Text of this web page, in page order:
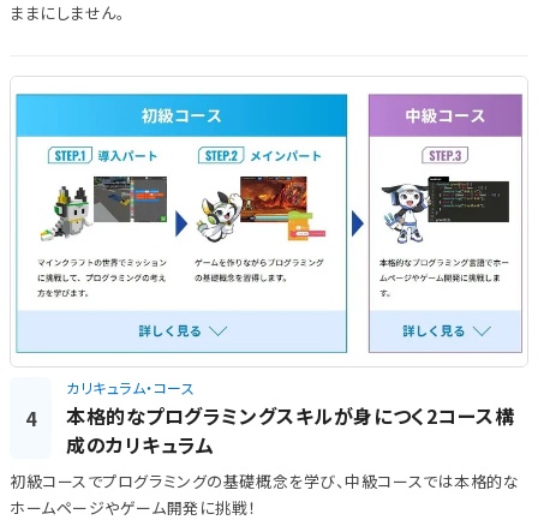
ままにしません。
4
カリキュラム・コース
本格的なプログラミングスキルが身につく2コース構
成のカリキュラム
初級コースでプログラミングの基礎概念を学び、中級コースでは本格的な
ホームページやゲーム開発に挑戦！